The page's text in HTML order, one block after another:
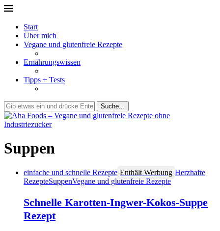
Start
Über mich
Vegane und glutenfreie Rezepte
Ernährungswissen
Tipps + Tests
Suche...
Suppen
einfache und schnelle Rezepte Enthält Werbung Herzhafte
RezepteSuppenVegane und glutenfreie Rezepte
Schnelle Karotten-Ingwer-Kokos-Suppe
Rezept